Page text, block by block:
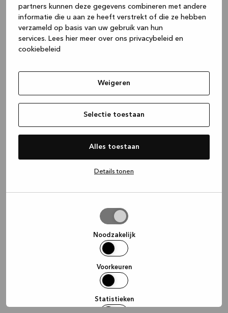
partners kunnen deze gegevens combineren met andere
informatie die u aan ze heeft verstrekt of die ze hebben
verzameld op basis van uw gebruik van hun
services. Lees hier meer over ons privacybeleid en
cookiebeleid
Weigeren
Selectie toestaan
Alles toestaan
Details tonen
Noodzakelijk
Voorkeuren
Statistieken
(see the browser console for more
information).